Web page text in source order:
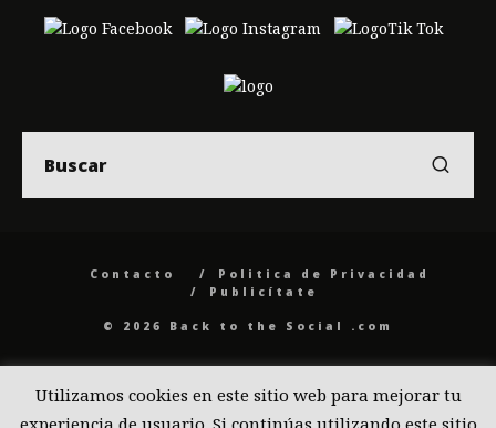
Contacto
Politica de Privacidad
Publicítate
© 2026 Back to the Social .com
Utilizamos cookies en este sitio web para mejorar tu
experiencia de usuario. Si continúas utilizando este sitio